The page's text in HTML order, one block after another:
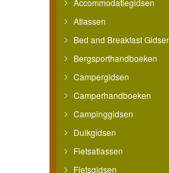
Atlassen
Bed and Breakfast
Bergsporthandboeken
Campergidsen
Camperhandboeken
Campinggidsen
Duikgidsen
Fietsatlassen
Fietsgidsen